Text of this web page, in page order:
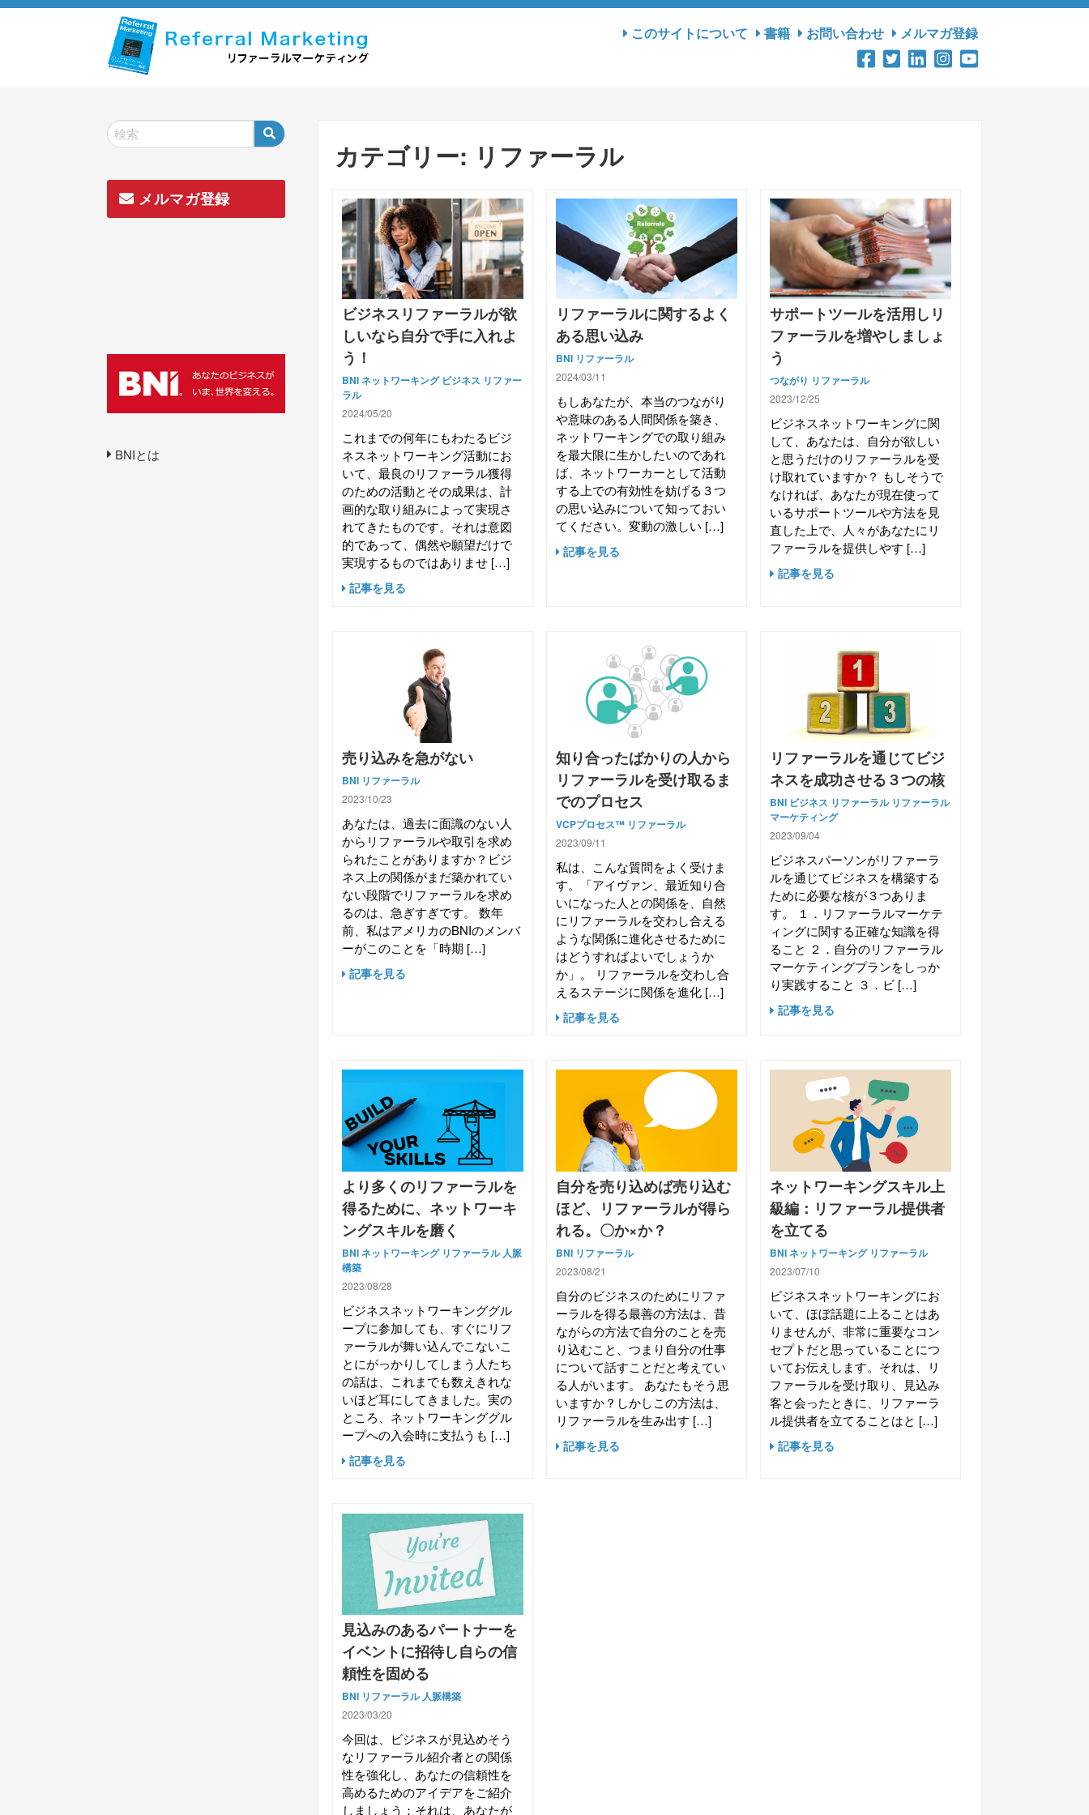
このサイトについて 書籍 お問い合わせ メルマガ登録
カテゴリー: リファーラル
ビジネスリファーラルが欲
しいなら自分で手に入れよ
う！
BNIネットワーキング ビジネス リファー
ラル
2024/05/20
これまでの何年にもわたるビジ
ネスネットワーキング活動にお
いて、最良のリファーラル獲得
のための活動とその成果は、計
画的な取り組みによって実現さ
れてきたものです。それは意図
的であって、偶然や願望だけで
実現するものではありませ […]
記事を見る
リファーラルに関するよく
ある思い込み
BNI リファーラル
2024/03/11
もしあなたが、本当のつながり
や意味のある人間関係を築き、
ネットワーキングでの取り組み
を最大限に生かしたいのであれ
ば、ネットワーカーとして活動
する上での有効性を妨げる３つ
の思い込みについて知っておい
てください。変動の激しい […]
記事を見る
サポートツールを活用しリ
ファーラルを増やしましょ
う
つながり リファーラル
2023/12/25
ビジネスネットワーキングに関
して、あなたは、自分が欲しい
と思うだけのリファーラルを受
け取れていますか？ もしそうで
なければ、あなたが現在使って
いるサポートツールや方法を見
直した上で、人々があなたにリ
ファーラルを提供しやす […]
記事を見る
売り込みを急がない
BNI リファーラル
2023/10/23
あなたは、過去に面識のない人
からリファーラルや取引を求め
られたことがありますか？ビジ
ネス上の関係がまだ築かれてい
ない段階でリファーラルを求め
るのは、急ぎすぎです。 数年
前、私はアメリカのBNIのメンバ
ーがこのことを「時期 […]
記事を見る
知り合ったばかりの人から
リファーラルを受け取るま
でのプロセス
VCPプロセス™ リファーラル
2023/09/11
私は、こんな質問をよく受けま
す。「アイヴァン、最近知り合
いになった人との関係を、自然
にリファーラルを交わし合える
ような関係に進化させるために
はどうすればよいでしょうか
か」。 リファーラルを交わし合
えるステージに関係を進化 […]
記事を見る
リファーラルを通じてビジ
ネスを成功させる３つの核
BNI ビジネス リファーラル リファーラル
マーケティング
2023/09/04
ビジネスパーソンがリファーラ
ルを通じてビジネスを構築する
ために必要な核が３つありま
す。 １．リファーラルマーケテ
ィングに関する正確な知識を得
ること ２．自分のリファーラル
マーケティングプランをしっか
り実践すること ３．ビ […]
記事を見る
より多くのリファーラルを
得るために、ネットワーキ
ングスキルを磨く
BNIネットワーキング リファーラル 人脈
構築
2023/08/28
ビジネスネットワーキンググル
ープに参加しても、すぐにリフ
ァーラルが舞い込んでこないこ
とにがっかりしてしまう人たち
の話は、これまでも数えきれな
いほど耳にしてきました。実の
ところ、ネットワーキンググル
ープへの入会時に支払うも […]
記事を見る
自分を売り込めば売り込む
ほど、リファーラルが得ら
れる。〇か×か？
BNI リファーラル
2023/08/21
自分のビジネスのためにリファ
ーラルを得る最善の方法は、昔
ながらの方法で自分のことを売
り込むこと、つまり自分の仕事
について話すことだと考えてい
る人がいます。 あなたもそう思
いますか？しかしこの方法は、
リファーラルを生み出す […]
記事を見る
ネットワーキングスキル上
級編：リファーラル提供者
を立てる
BNIネットワーキング リファーラル
2023/07/10
ビジネスネットワーキングにお
いて、ほぼ話題に上ることはあ
りませんが、非常に重要なコン
セプトだと思っていることにつ
いてお伝えします。それは、リ
ファーラルを受け取り、見込み
客と会ったときに、リファーラ
ル提供者を立てることはと […]
記事を見る
見込みのあるパートナーを
イベントに招待し自らの信
頼性を固める
BNI リファーラル 人脈構築
2023/03/20
今回は、ビジネスが見込めそう
なリファーラル紹介者との関係
性を強化し、あなたの信頼性を
高めるためのアイデアをご紹介
しましょう：それは、あなたが
メルマガ登録
BNIとは